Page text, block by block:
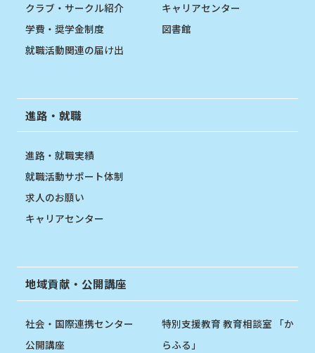
クラブ・サークル紹介
学費・奨学金制度
就職活動関連の届け出
キャリアセンター
図書館
進路・就職
進路・就職実績
就職活動サポート体制
求人のお願い
キャリアセンター
地域貢献・公開講座
社会・国際連携センター
公開講座
特別支援教育 教育相談室 「か
らふる」